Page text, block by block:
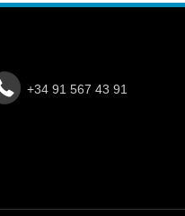
+34 91 567 43 91